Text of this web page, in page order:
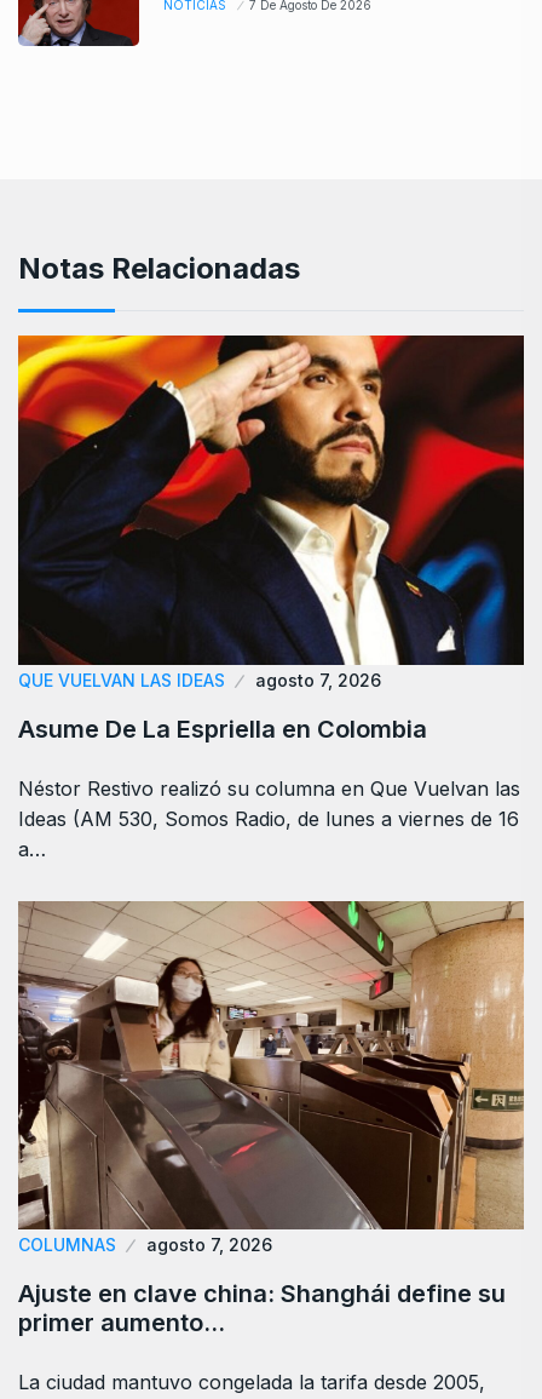
NOTICIAS 7 De Agosto De 2026
Notas Relacionadas
QUE VUELVAN LAS IDEAS agosto 7, 2026
Asume De La Espriella en Colombia
Néstor Restivo realizó su columna en Que Vuelvan las
Ideas (AM 530, Somos Radio, de lunes a viernes de 16
a…
COLUMNAS agosto 7, 2026
Ajuste en clave china: Shanghái define su
primer aumento…
La ciudad mantuvo congelada la tarifa desde 2005,